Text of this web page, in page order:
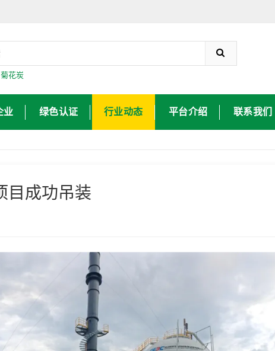
菊花炭
业 绿色认证 行业动态 平台介绍 联系我们
目成功吊装